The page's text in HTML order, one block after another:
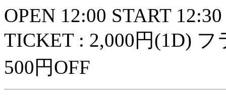
OPEN 12:00 START 12:30
TICKET : 2,000円(1D)
500円OFF